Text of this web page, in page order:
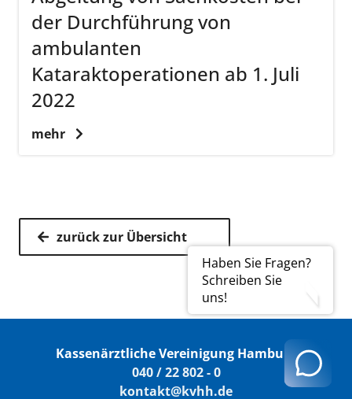
Haben Sie Fragen?
Schreiben Sie
uns!
der Durchführung von
ambulanten
Kataraktoperationen ab 1. Juli
2022
mehr
zurück zur Übersicht
Kassenärztliche Vereinigung Hamburg
040 / 22 802 - 0
kontakt@kvhh.de